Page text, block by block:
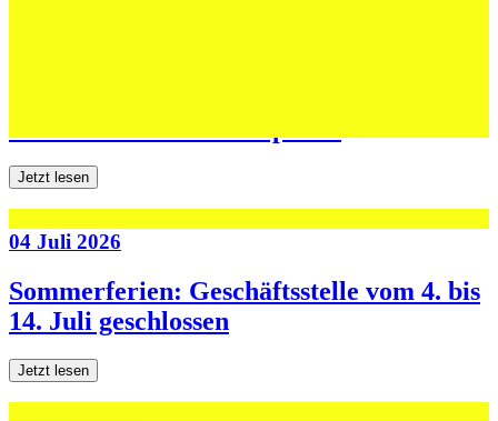
Jetzt lesen
04 Juli 2026
Sommerferien: Geschäftsstelle vom 4. bis
14. Juli geschlossen
Jetzt lesen